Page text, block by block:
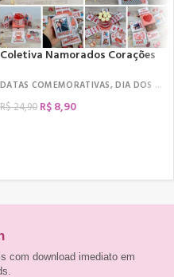
Coletiva Namorados Corações
DATAS COMEMORATIVAS,DIA DOS NAMORADOS
R$24,90 R$8,90
com download imediato em